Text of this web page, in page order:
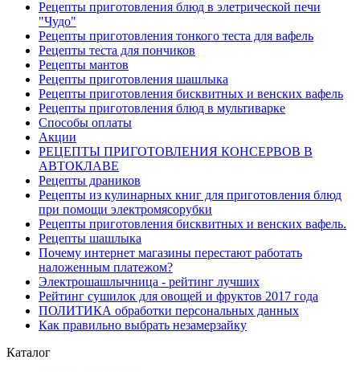
Рецепты приготовления блюд в элетрической печи
"Чудо"
Рецепты приготовления тонкого теста для вафель
Рецепты теста для пончиков
Рецепты мантов
Рецепты приготовления шашлыка
Рецепты приготовления бисквитных и венских вафель
Рецепты приготовления блюд в мультиварке
Способы оплаты
Акции
РЕЦЕПТЫ ПРИГОТОВЛЕНИЯ КОНСЕРВОВ В
АВТОКЛАВЕ
Рецепты драников
Рецепты из кулинарных книг для приготовления блюд
при помощи электромясорубки
Рецепты приготовления бисквитных и венских вафель.
Рецепты шашлыка
Почему интернет магазины перестают работать
наложенным платежом?
Электрошашлычница - рейтинг лучших
Рейтинг сушилок для овощей и фруктов 2017 года
ПОЛИТИКА обработки персональных данных
Как правильно выбрать незамерзайку
Каталог